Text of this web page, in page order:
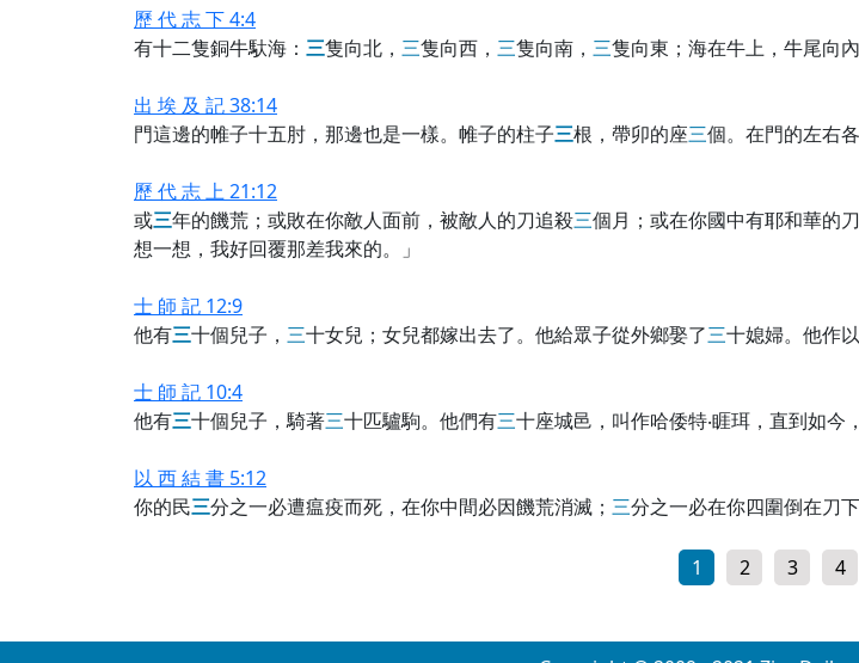
歷 代 志 下 4:4
有十二隻銅牛馱海： 三隻向北， 三隻向西， 三隻向南， 三隻向東；海在牛上，牛尾向內
出 埃 及 記 38:14
門這邊的帷子十五肘，那邊也是一樣。帷子的柱子三根，帶卯的座三個。在門的左右
歷 代 志 上 21:12
或三年的饑荒；或敗在你敵人面前，被敵人的刀追殺三個月；或在你國中有耶和華的
想一想，我好回覆那差我來的。」
士 師 記 12:9
他有三十個兒子， 三十女兒；女兒都嫁出去了。他給眾子從外鄉娶了三十媳婦。他作
士 師 記 10:4
他有三十個兒子，騎著三十匹驢駒。他們有三十座城邑，叫作哈倭特‧睚珥，直到如今
以 西 結 書 5:12
你的民三分之一必遭瘟疫而死，在你中間必因饑荒消滅； 三分之一必在你四圍倒在刀
1 2 3 4